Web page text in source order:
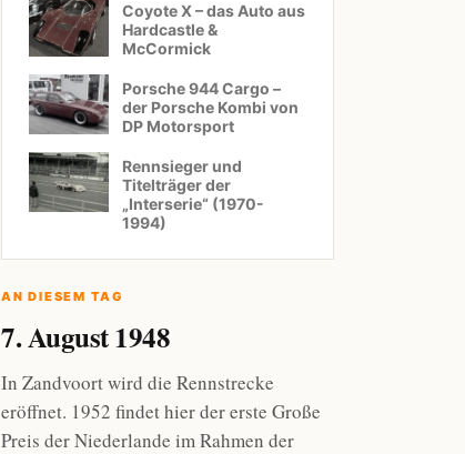
Coyote X – das Auto aus
Hardcastle &
McCormick
Porsche 944 Cargo –
der Porsche Kombi von
DP Motorsport
Rennsieger und
Titelträger der
„Interserie“ (1970-
1994)
AN DIESEM TAG
7. August 1948
In Zandvoort wird die Rennstrecke
eröffnet. 1952 findet hier der erste Große
Preis der Niederlande im Rahmen der